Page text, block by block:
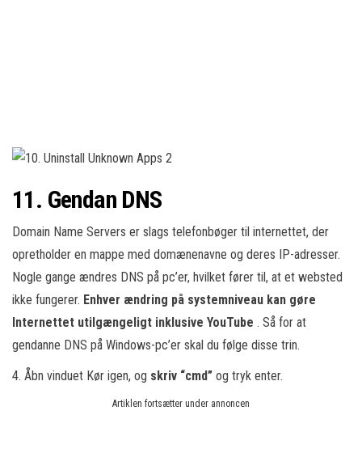
11. Gendan DNS
Domain Name Servers er slags telefonbøger til internettet, der
opretholder en mappe med domænenavne og deres IP-adresser.
Nogle gange ændres DNS på pc’er, hvilket fører til, at et websted
ikke fungerer. Enhver ændring på systemniveau kan gøre
Internettet utilgængeligt inklusive YouTube . Så for at
gendanne DNS på Windows-pc’er skal du følge disse trin.
4. Åbn vinduet Kør igen, og skriv “cmd” og tryk enter.
Artiklen fortsætter under annoncen